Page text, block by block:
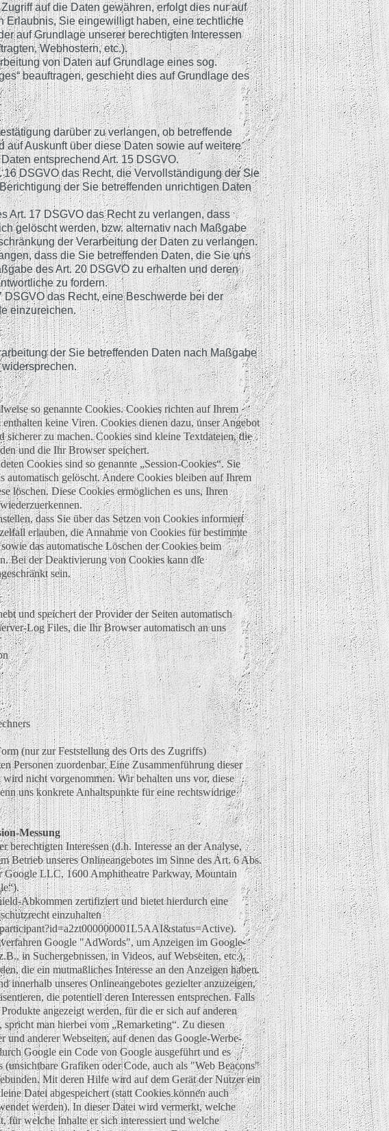
auf die Daten gewähren, erfolgt dies nur auf
Erlaubnis, Sie eingewilligt haben, eine rechtliche
auf Grundlage unserer berechtigten Interessen
Webhostern, etc.).
von Daten auf Grundlage eines sog.
beauftragen, geschieht dies auf Grundlage des
darüber zu verlangen, ob betreffende
auf Auskunft über diese Daten sowie auf weitere
entsprechend Art. 15 DSGVO.
DSGVO das Recht, die Vervollständigung der Sie
der Sie betreffenden unrichtigen Daten
Art. 17 DSGVO das Recht zu verlangen, dass
gelöscht werden, bzw. alternativ nach Maßgabe
der Verarbeitung der Daten zu verlangen.
dass die Sie betreffenden Daten, die Sie uns
des Art. 20 DSGVO zu erhalten und deren
zu fordern.
DSGVO das Recht, eine Beschwerde bei der
einzureichen.
der Sie betreffenden Daten nach Maßgabe
widersprechen.
so genannte Cookies. Cookies richten auf Ihrem
keine Viren. Cookies dienen dazu, unser Angebot
sicherer zu machen. Cookies sind kleine Textdateien, die
und die Ihr Browser speichert.
Cookies sind so genannte „Session-Cookies“. Sie
automatisch gelöscht. Andere Cookies bleiben auf Ihrem
löschen. Diese Cookies ermöglichen es uns, Ihren
dass Sie über das Setzen von Cookies informiert
erlauben, die Annahme von Cookies für bestimmte
das automatische Löschen der Cookies beim
Bei der Deaktivierung von Cookies kann die
sein.
und speichert der Provider der Seiten automatisch
Log Files, die Ihr Browser automatisch an uns
(nur zur Feststellung des Orts des Zugriffs)
Personen zuordenbar. Eine Zusammenführung dieser
nicht vorgenommen. Wir behalten uns vor, diese
uns konkrete Anhaltspunkte für eine rechtswidrige
Messung
berechtigten Interessen (d.h. Interesse an der Analyse,
Betrieb unseres Onlineangebotes im Sinne des Art. 6 Abs.
LLC, 1600 Amphitheatre Parkway, Mountain
Abkommen zertifiziert und bietet hierdurch eine
einzuhalten
Google "AdWords", um Anzeigen im Google-
in Suchergebnissen, in Videos, auf Webseiten, etc.),
die ein mutmaßliches Interesse an den Anzeigen haben.
innerhalb unseres Onlineangebotes gezielter anzuzeigen,
die potentiell deren Interessen entsprechen. Falls
angezeigt werden, für die er sich auf anderen
spricht man hierbei vom „Remarketing“. Zu diesen
anderer Webseiten, auf denen das Google-Werbe-
Google ein Code von Google ausgeführt und es
(unsichtbare Grafiken oder Code, auch als "Web Beacons"
Mit deren Hilfe wird auf dem Gerät der Nutzer ein
Datei abgespeichert (statt Cookies können auch
werden). In dieser Datei wird vermerkt, welche
für welche Inhalte er sich interessiert und welche